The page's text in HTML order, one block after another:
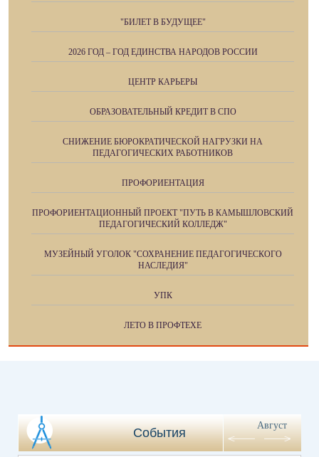
"БИЛЕТ В БУДУЩЕЕ"
2026 ГОД – ГОД ЕДИНСТВА НАРОДОВ РОССИИ
ЦЕНТР КАРЬЕРЫ
ОБРАЗОВАТЕЛЬНЫЙ КРЕДИТ В СПО
СНИЖЕНИЕ БЮРОКРАТИЧЕСКОЙ НАГРУЗКИ НА
ПЕДАГОГИЧЕСКИХ РАБОТНИКОВ
ПРОФОРИЕНТАЦИЯ
ПРОФОРИЕНТАЦИОННЫЙ ПРОЕКТ "ПУТЬ В КАМЫШЛОВСКИЙ
ПЕДАГОГИЧЕСКИЙ КОЛЛЕДЖ"
МУЗЕЙНЫЙ УГОЛОК "СОХРАНЕНИЕ ПЕДАГОГИЧЕСКОГО
НАСЛЕДИЯ"
УПК
ЛЕТО В ПРОФТЕХЕ
События
Август